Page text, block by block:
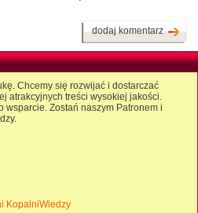
dodaj komentarz
Chcemy się rozwijać i dostarczać
atrakcyjnych treści wysokiej jakości.
wsparcie. Zostań naszym Patronem i
KopalniWiedzy